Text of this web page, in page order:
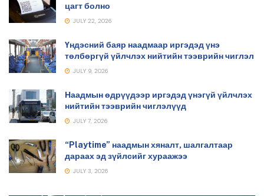
цагт болно
JULY 22, 2026
Үндэсний баяр наадмаар иргэдэд үнэ
төлбөргүй үйлчлэх нийтийн тээврийн чиглэл
JULY 9, 2026
Наадмын өдрүүдээр иргэдэд үнэгүй үйлчлэх
нийтийн тээврийн чиглэлүүд
JULY 7, 2026
“Playtime” наадмын хяналт, шалгалтаар
дараах эд зүйлсийг хураажээ
JULY 3, 2026